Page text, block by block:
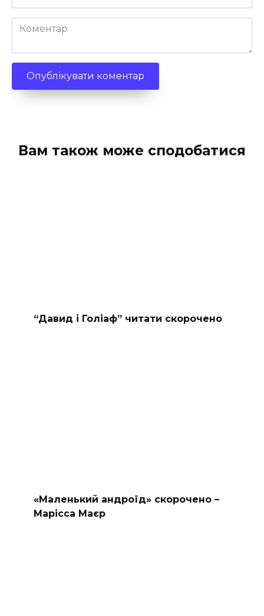
*
Коментар
Вам також може сподобатися
“Давид і Голіаф” читати скорочено
«Маленький андроїд» скорочено –
Марісса Маєр